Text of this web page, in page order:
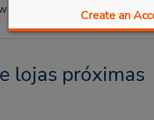
Create an
Jersey Marlboro
lojas próximas